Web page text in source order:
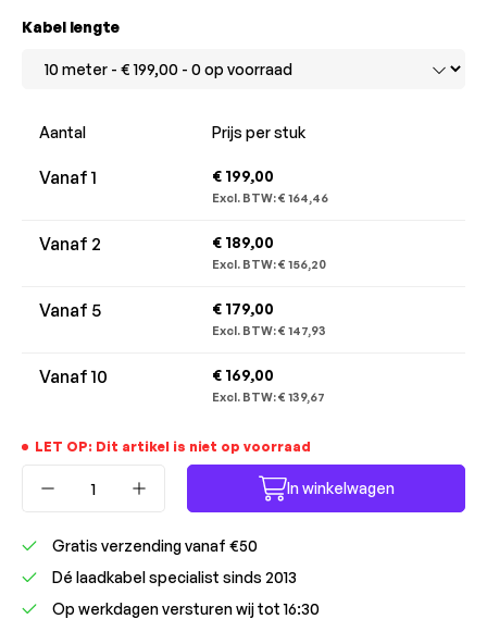
Selecteer
Kabel lengte
Aantal Prijs per stuk
Vanaf1 € 199,00
Excl. BTW:€ 164,46
Vanaf 2 € 189,00
Excl. BTW:€ 156,20
Vanaf 5 € 179,00
Excl. BTW:€ 147,93
Vanaf10 € 169,00
Excl. BTW:€ 139,67
LET OP: Dit artikel is niet op voorraad
Producthoeveelheid: Voer de
In winkelwagen
Gratis verzending vanaf €50
Dé laadkabel specialist sinds 2013
Op werkdagen versturen wij tot 16:30